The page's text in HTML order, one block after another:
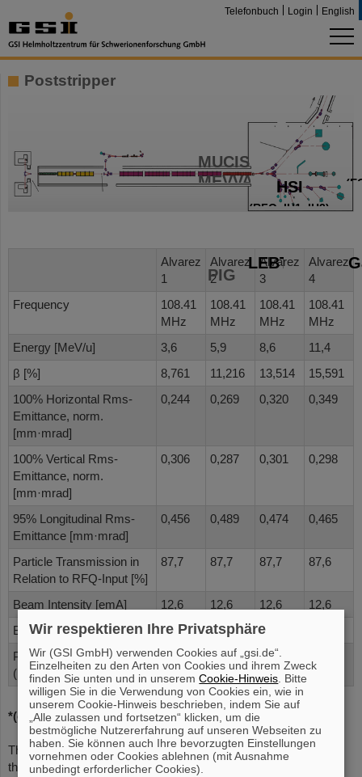
Telefonbuch Login English
Poststripper
MUCIS,
MEVVA
PIG
HSI
(RFQ, IH1, IH2)
LEBT
Alvarez
1
Alvarez
2
Alvarez
3
Alvarez
4
Frequency
108.41
MHz
108.41
MHz
108.41
MHz
108.41
MHz
Energy [MeV/u]
3,6 5,9 8,6
11,4
β [%]
8,761 11,216 13,514
15,591
100% Horizontal Rms-
Emittance, norm.
[mm·mrad]
0,244 0,269 0,320 0,349
100% Vertical Rms-
Emittance, norm.
[mm·mrad]
0,306 0,287 0,301 0,298
95% Longitudinal Rms-
Emittance [mm·mrad]
0,456 0,489 0,474 0,465
Particle Transmission in
Relation to RFQ-Input [%]
87,7 87,7 87,7 87,6
Beam Intensity [emA] 12,6 12,6 12,6
12,6
Beam Power (Pulse) [kW]
386 632 921
Power (average) [kW]
(Duty Factor 2 %)
8 13 18
*(only for 238 U )
The quoted beam intensties and beam power values refer to the
theoretical current limit of the prestripper
Wir respektieren Ihre Privatsphäre
Wir (GSI GmbH) verwenden Cookies auf „gsi.de“.
Einzelheiten zu den Arten von Cookies und ihrem Zweck
finden Sie unten und in unseremCookie-Hinweis . Bitte
willigen Sie in die Verwendung von Cookies ein, wie in
unserem Cookie-Hinweis beschrieben, indem Sie auf
„Alle zulassen und fortsetzen“ klicken, um die
bestmögliche Nutzererfahrung auf unseren Webseiten zu
haben. Sie können auch Ihre bevorzugten Einstellungen
vornehmen oder Cookies ablehnen (mit Ausnahme
unbedingt erforderlicher Cookies).